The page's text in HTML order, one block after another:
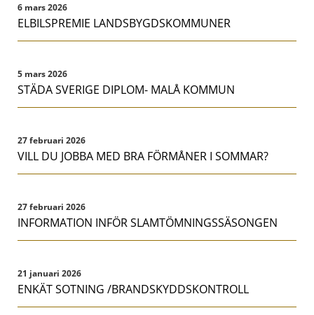
6 mars 2026
ELBILSPREMIE LANDSBYGDSKOMMUNER
5 mars 2026
STÄDA SVERIGE DIPLOM- MALÅ KOMMUN
27 februari 2026
VILL DU JOBBA MED BRA FÖRMÅNER I SOMMAR?
27 februari 2026
INFORMATION INFÖR SLAMTÖMNINGSSÄSONGEN
21 januari 2026
ENKÄT SOTNING /BRANDSKYDDSKONTROLL